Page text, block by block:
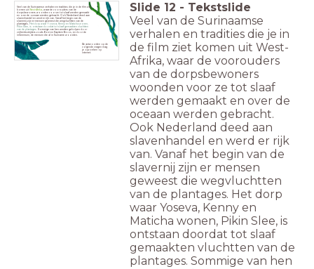
Veel van de Surinaamse verhalen en tradities die je in de film ziet
komen uit
West-Afrika, waar de voorouders van de
dorpsbewoners woonden voor ze tot slaaf werden gemaakt
en over de oceaan werden gebracht. Ook Nederland deed aan
slavenhandel en werd er rijk van. Vanaf het begin van de
slavernij zijn er mensen geweest die wegvluchtten van de
plantages.
Het dorp waar Yoseva, Kenny en Maticha wonen,
Pikin Slee, is ontstaan doordat tot slaaf gemaakten vluchtten
van de plantages
. Sommige van hen werden geholpen door
vrijheidsstrijders zoals Boni en Kapitein Broos, en door de
inheemsen, de mensen die al in Suriname woonden.
De antwoorden op de
volgende vragen mag
je opzoeken op
internet.
Slide 12 - Tekstslide
Veel van de Surinaamse
verhalen en tradities die je in
de film ziet komen uit West-
Afrika, waar de voorouders
van de dorpsbewoners
woonden voor ze tot slaaf
werden gemaakt en over de
oceaan werden gebracht.
Ook Nederland deed aan
slavenhandel en werd er rijk
van. Vanaf het begin van de
slavernij zijn er mensen
geweest die wegvluchtten
van de plantages. Het dorp
waar Yoseva, Kenny en
Maticha wonen, Pikin Slee, is
ontstaan doordat tot slaaf
gemaakten vluchtten van de
plantages. Sommige van hen